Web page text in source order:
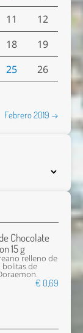
11
12
18
19
25
26
Febrero 2019 →
Chocolate
15 g
relleno de
bolitas de
€ 0,69